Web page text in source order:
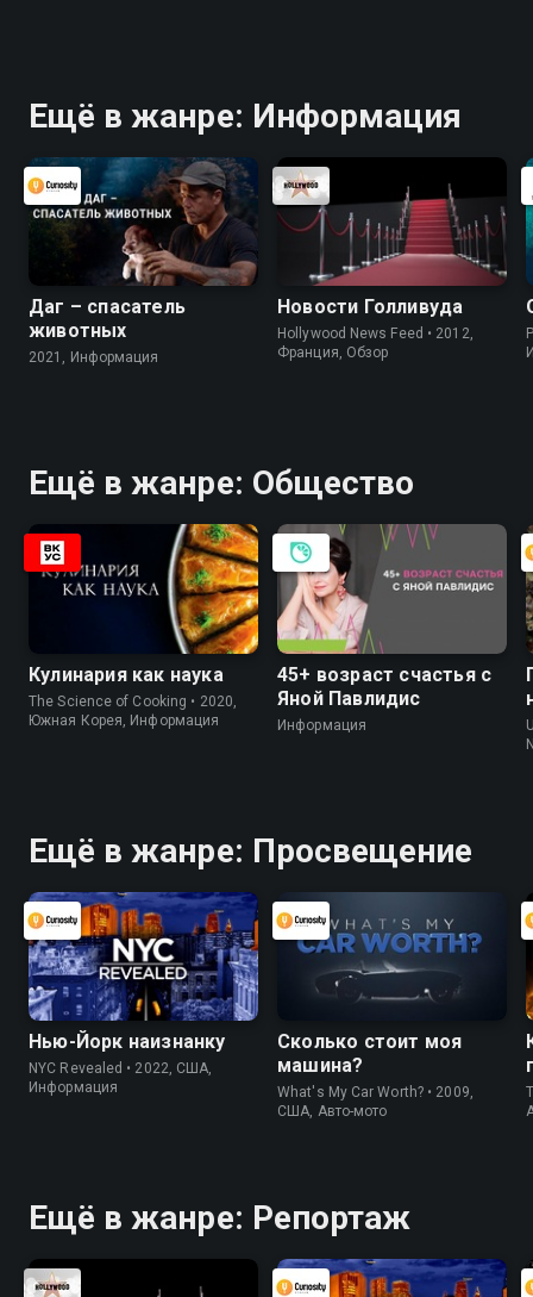
Ещё в жанре: Информация
Даг – спасатель
животных
2021, Информация
Новости Голливуда
Hollywood News Feed • 2012,
Франция, Обзор
Ещё в жанре: Общество
Кулинария как наука
The Science of Cooking • 2020,
Южная Корея, Информация
45+ возраст счастья с
Яной Павлидис
Информация
Ещё в жанре: Просвещение
Нью-Йорк наизнанку
NYC Revealed • 2022, США,
Информация
Сколько стоит моя
машина?
What's My Car Worth? • 2009,
США, Авто-мото
Ещё в жанре: Репортаж